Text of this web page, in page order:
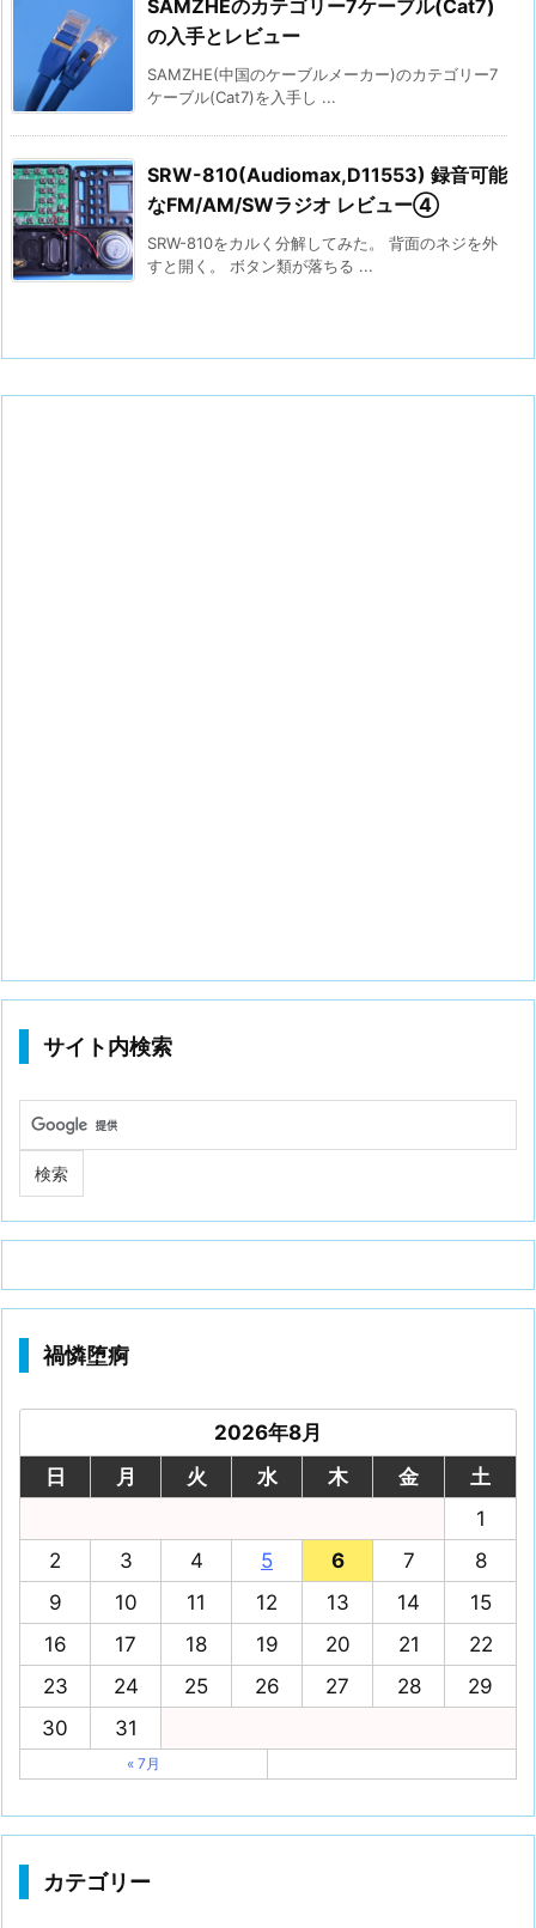
SAMZHEのカテゴリー7ケーブル(Cat7)
の入手とレビュー
SAMZHE(中国のケーブルメーカー)のカテゴリー7
ケーブル(Cat7)を入手し ...
SRW-810(Audiomax,D11553) 録音可能
なFM/AM/SWラジオ レビュー④
SRW-810をカルく分解してみた。 背面のネジを外
すと開く。 ボタン類が落ちる ...
サイト内検索
禍憐堕痾
2026年8月
日
月 火 水 木 金
土
1
2
3 4 5 6 7
8
9
10 11 12 13 14
15
16
17 18 19 20 21
22
23
24 25 26 27 28
29
30
31
« 7月
カテゴリー